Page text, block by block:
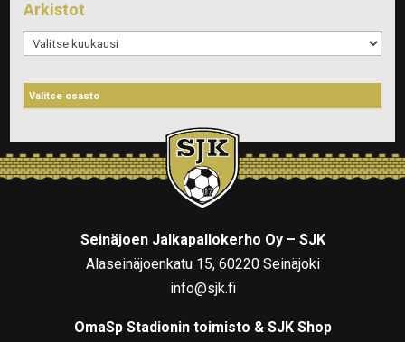
Arkistot
Arkistot
Seinäjoen Jalkapallokerho Oy – SJK
Alaseinäjoenkatu 15, 60220 Seinäjoki
info@sjk.fi
OmaSp Stadionin toimisto & SJK Shop